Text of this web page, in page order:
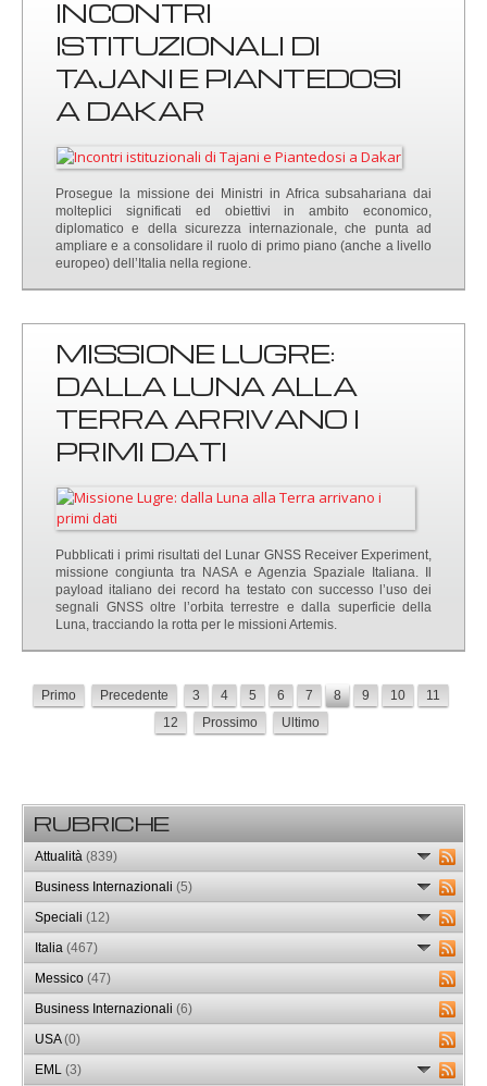
INCONTRI
ISTITUZIONALI DI
TAJANI E PIANTEDOSI
A DAKAR
Prosegue la missione dei Ministri in Africa subsahariana dai
molteplici significati ed obiettivi in ambito economico,
diplomatico e della sicurezza internazionale, che punta ad
ampliare e a consolidare il ruolo di primo piano (anche a livello
europeo) dell’Italia nella regione.
MISSIONE LUGRE:
DALLA LUNA ALLA
TERRA ARRIVANO I
PRIMI DATI
Pubblicati i primi risultati del Lunar GNSS Receiver Experiment,
missione congiunta tra NASA e Agenzia Spaziale Italiana. Il
payload italiano dei record ha testato con successo l’uso dei
segnali GNSS oltre l’orbita terrestre e dalla superficie della
Luna, tracciando la rotta per le missioni Artemis.
Primo Precedente 3 4 5 6 7 8 9 10
11
12
Prossimo Ultimo
RUBRICHE
Attualità (839)
Business Internazionali (5)
Speciali (12)
Italia (467)
Messico (47)
Business Internazionali (6)
USA(0)
EML (3)